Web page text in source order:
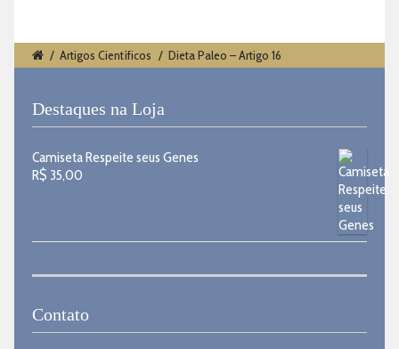
/ Artigos Científicos / Dieta Paleo – Artigo 16
Destaques na Loja
Camiseta Respeite seus Genes
R$ 35,00
Contato